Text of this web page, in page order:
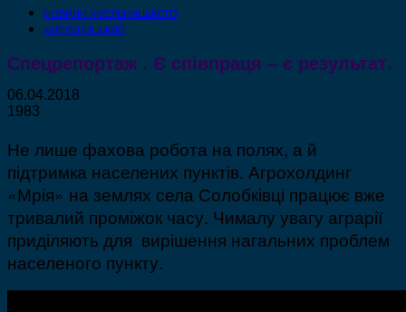
НОВИНИ ХМЕЛЬНИЦЬКОГО
ХМЕЛЬНИЦЬКИЙ
Спецрепортаж . Є співпраця – є результат.
06.04.2018
1983
Не лише фахова робота на полях, а й
підтримка населених пунктів. Агрохолдинг
«Мрія» на землях села Солобківці працює вже
тривалий проміжок часу. Чималу увагу аграрії
приділяють для вирішення нагальних проблем
населеного пункту.